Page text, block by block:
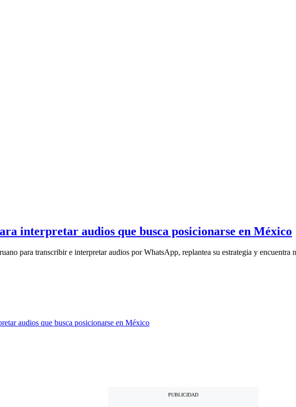
interpretar audios que busca posicionarse en México
para transcribir e interpretar audios por WhatsApp, replantea su estrategia y encuentra